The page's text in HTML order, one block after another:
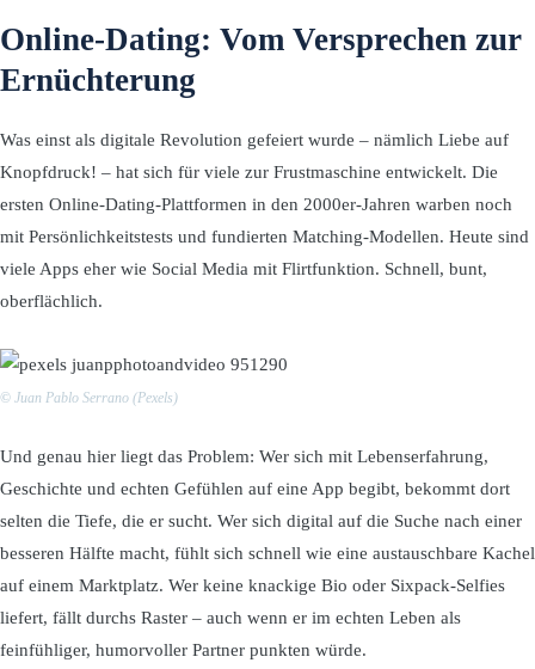
Online-Dating: Vom Versprechen zur
Ernüchterung
Was einst als digitale Revolution gefeiert wurde – nämlich Liebe auf
Knopfdruck! – hat sich für viele zur Frustmaschine entwickelt. Die
ersten Online-Dating-Plattformen in den 2000er-Jahren warben noch
mit Persönlichkeitstests und fundierten Matching-Modellen. Heute sind
viele Apps eher wie Social Media mit Flirtfunktion. Schnell, bunt,
oberflächlich.
© Juan Pablo Serrano (Pexels)
Und genau hier liegt das Problem: Wer sich mit Lebenserfahrung,
Geschichte und echten Gefühlen auf eine App begibt, bekommt dort
selten die Tiefe, die er sucht. Wer sich digital auf die Suche nach einer
besseren Hälfte macht, fühlt sich schnell wie eine austauschbare Kachel
auf einem Marktplatz. Wer keine knackige Bio oder Sixpack-Selfies
liefert, fällt durchs Raster – auch wenn er im echten Leben als
feinfühliger, humorvoller Partner punkten würde.